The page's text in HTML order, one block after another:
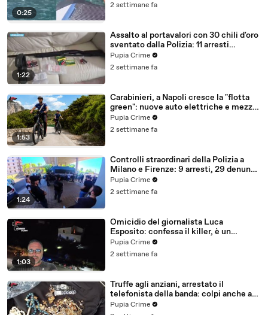
0:25
2 settimane fa
1:22
Assalto al portavalori con 30 chili d'oro
sventato dalla Polizia: 11 arresti
(25.07.26)
Pupia Crime
2 settimane fa
1:53
Carabinieri, a Napoli cresce la "flotta
green": nuove auto elettriche e mezzi
sostenibili anche sulle isole (25.07.26)
Pupia Crime
2 settimane fa
1:24
Controlli straordinari della Polizia a
Milano e Firenze: 9 arresti, 29 denunce
e oltre 7mila persone identificate
(25.07.26)
Pupia Crime
2 settimane fa
1:03
Omicidio del giornalista Luca
Esposito: confessa il killer, è un
26enne tunisino (25.07.26)
Pupia Crime
2 settimane fa
Truffe agli anziani, arrestato il
telefonista della banda: colpi anche ad
Aversa, oltre 300mila euro il bottino
Pupia Crime